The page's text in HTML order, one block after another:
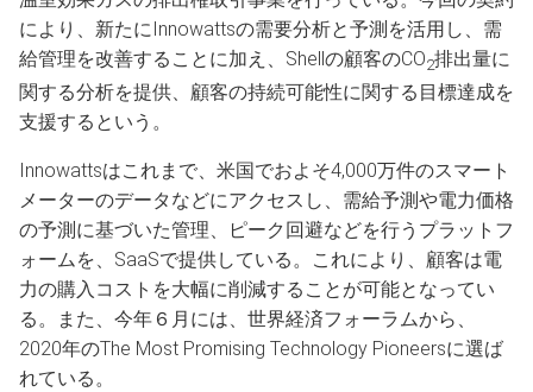
により、新たにInnowattsの需要分析と予測を活用し、需
給管理を改善することに加え、Shellの顧客のCO2排出量に
関する分析を提供、顧客の持続可能性に関する目標達成を
支援するという。
Innowattsはこれまで、米国でおよそ4,000万件のスマート
メーターのデータなどにアクセスし、需給予測や電力価格
の予測に基づいた管理、ピーク回避などを行うプラットフ
ォームを、SaaSで提供している。これにより、顧客は電
力の購入コストを大幅に削減することが可能となってい
る。また、今年６月には、世界経済フォーラムから、
2020年のThe Most Promising Technology Pioneersに選ば
れている。